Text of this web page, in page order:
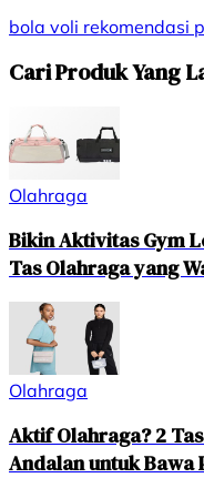
bola voli rekomendasi
Cari Produk Yang
Olahraga
Bikin Aktivitas Gym
Tas Olahraga yang
Olahraga
Aktif Olahraga? 2
Andalan untuk Bawa